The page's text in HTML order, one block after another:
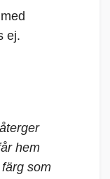
ej.
hem
som